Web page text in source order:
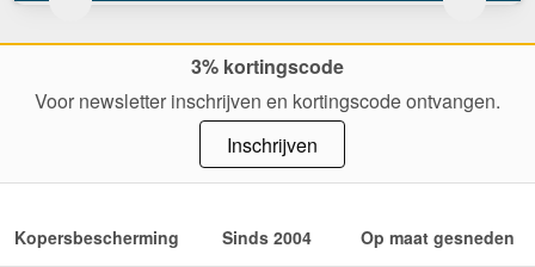
3% kortingscode
Voor newsletter inschrijven en kortingscode ontvangen.
Inschrijven
Kopersbescherming Sinds 2004 Op maat gesneden